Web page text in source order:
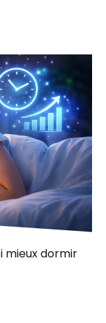
mieux dormir